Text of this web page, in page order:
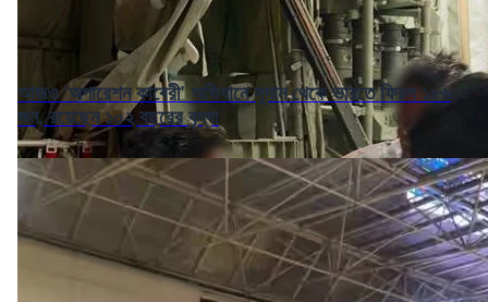
আজও 'অপারেশন কাবেরী' অভিযানে সুদান থেকে ভারতে ফিরল ১৮৬
জন, রয়েছেন ১০২ বছরের বৃদ্ধা